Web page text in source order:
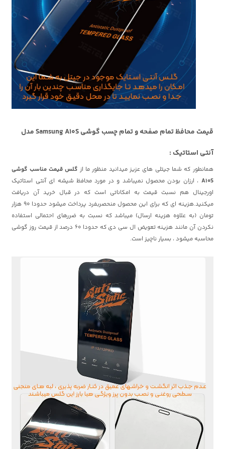
قیمت محافظ تمام صفحه و تمام چسب گوشی Samsung A10S مدل
آنتی استاتیک :
همانطور که شما جیتلی های عزیز میدانید منظور ما از گلس قیمت مناسب گوشی
A10S ، ارزان بودن محصول نمیباشد و در مورد محافظ شیشه ای آنتی استاتیک
اورجینال هم نسبت قیمت به امکاناتی است که در قبال خرید آن دریافت
میکنید.هزینه ای که برای این محصول منحصربفرد پرداخت میشود حدودا 90 هزار
تومان (به علاوه هزینه ارسال) میباشد که نسبت به ضررهای احتمالی استفاده
نکردن آن مانند هزینه تعویض ال سی دی که حدودا 60 درصد از قیمت روز گوشی
محاسبه میشود ، بسیار ناچیز است.